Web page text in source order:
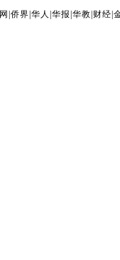
|侨界 |华人 |华报 |华教 财经 |